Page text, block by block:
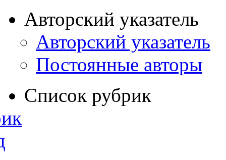
Авторский указатель
Авторский указатель
Постоянные авторы
Список рубрик